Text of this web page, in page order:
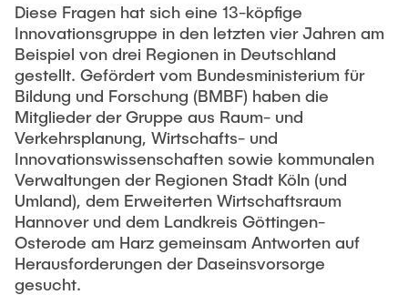
liebenswerten Menschen. Wir vermissen ihn und
seinen analytischen Verstand sehr, und nicht nur
deswegen wird er unvergesslich als Vorbild,
humorvoller und zuvorkommender Mensch sowie
liebenswerter Begleiter unseres persönlichen und
fachlichen Weges in unseren Herzen und unseren
Gedanken bleiben.
Diese Fragen hat sich eine 13-köpfige
Innovationsgruppe in den letzten vier Jahren am
Beispiel von drei Regionen in Deutschland
gestellt. Gefördert vom Bundesministerium für
Bildung und Forschung (BMBF) haben die
Mitglieder der Gruppe aus Raum- und
Verkehrsplanung, Wirtschafts- und
Innovationswissenschaften sowie kommunalen
Verwaltungen der Regionen Stadt Köln (und
Umland), dem Erweiterten Wirtschaftsraum
Hannover und dem Landkreis Göttingen-
Osterode am Harz gemeinsam Antworten auf
Herausforderungen der Daseinsvorsorge
gesucht.